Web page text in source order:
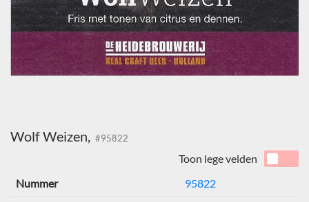
Wolf Weizen, #95822
Toon lege velden
Nummer
95822